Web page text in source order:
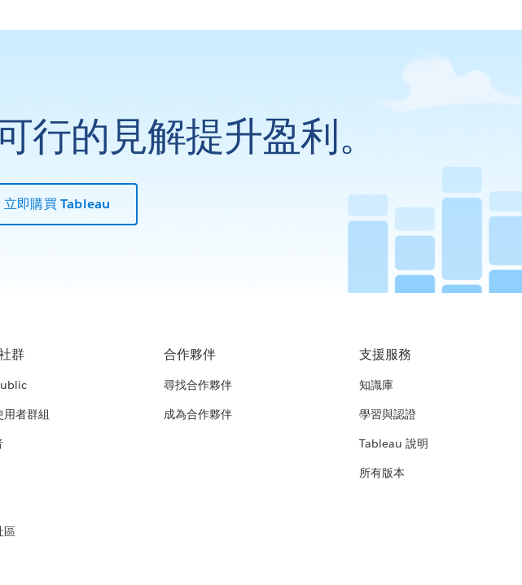
行的見解提升盈利。
立即購買 Tableau
群
者群組
區
合作夥伴
尋找合作夥伴
成為合作夥伴
支援服務
知識庫
學習與認證
Tableau 說明
所有版本